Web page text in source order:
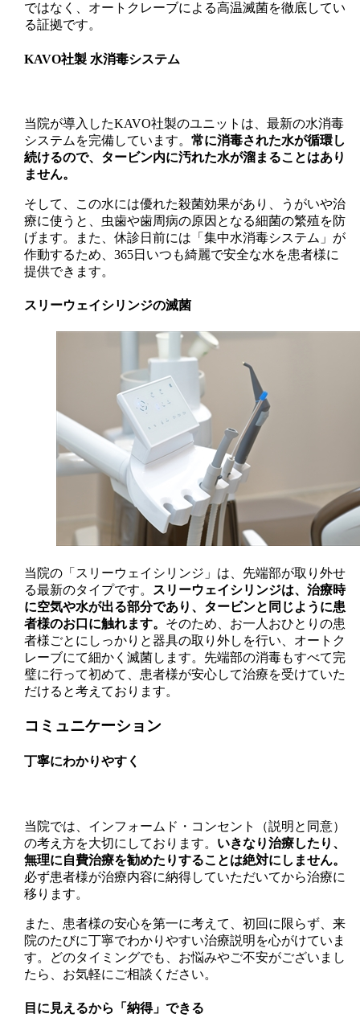
ではなく、オートクレーブによる高温滅菌を徹底してい
る証拠です。
KAVO社製 水消毒システム
当院が導入したKAVO社製のユニットは、最新の水消毒
システムを完備しています。常に消毒された水が循環し
続けるので、タービン内に汚れた水が溜まることはあり
ません。
そして、この水には優れた殺菌効果があり、うがいや治
療に使うと、虫歯や歯周病の原因となる細菌の繁殖を防
げます。また、休診日前には「集中水消毒システム」が
作動するため、365日いつも綺麗で安全な水を患者様に
提供できます。
スリーウェイシリンジの滅菌
当院の「スリーウェイシリンジ」は、先端部が取り外せ
る最新のタイプです。 スリーウェイシリンジは、治療時
に空気や水が出る部分であり、タービンと同じように患
者様のお口に触れます。 そのため、お一人おひとりの患
者様ごとにしっかりと器具の取り外しを行い、オートク
レーブにて細かく滅菌します。先端部の消毒もすべて完
璧に行って初めて、患者様が安心して治療を受けていた
だけると考えております。
コミュニケーション
丁寧にわかりやすく
当院では、インフォームド・コンセント（説明と同意）
の考え方を大切にしております。 いきなり治療したり、
無理に自費治療を勧めたりすることは絶対にしません。
必ず患者様が治療内容に納得していただいてから治療に
移ります。
また、患者様の安心を第一に考えて、初回に限らず、来
院のたびに丁寧でわかりやすい治療説明を心がけていま
す。どのタイミングでも、お悩みやご不安がございまし
たら、お気軽にご相談ください。
目に見えるから「納得」できる